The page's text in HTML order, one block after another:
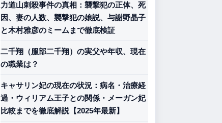
力道山刺殺事件の真相：襲撃犯の正体、死
因、妻の人数、襲撃犯の娘説、与謝野晶子
と木村雅彦のミームまで徹底検証
二千翔（服部二千翔）の実父や年収、現在
の職業は？
キャサリン妃の現在の状況：病名・治療経
過・ウィリアム王子との関係・メーガン妃
比較までを徹底解説【2025年最新】